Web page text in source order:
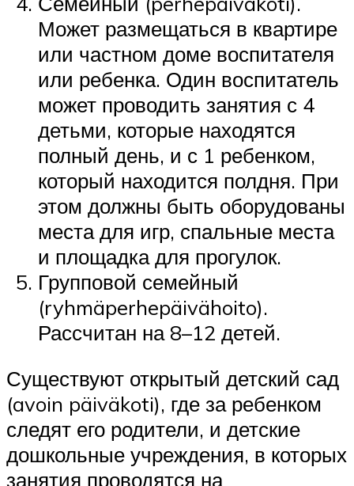
Может размещаться в квартире
или частном доме воспитателя
или ребенка. Один воспитатель
может проводить занятия с 4
детьми, которые находятся
полный день, и с 1 ребенком,
который находится полдня. При
этом должны быть оборудованы
места для игр, спальные места
и площадка для прогулок.
Групповой семейный
(ryhmäperhepäivähoito).
Рассчитан на 8–12 детей.
Существуют открытый детский сад
(avoin päiväkoti), где за ребенком
следят его родители, и детские
дошкольные учреждения, в которых
занятия проводятся на